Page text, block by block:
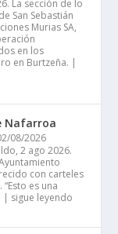
La sección de lo
San Sebastián
Murias SA,
en los
en Burtzeña. |
Nafarroa
08/2026
2 ago 2026.
con carteles
es una
| sigue leyendo